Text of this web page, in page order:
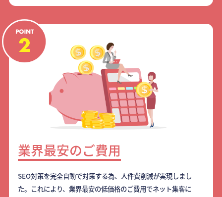
業界最安のご費用
SEO対策を完全自動で対策する為、人件費削減が実現しまし
た。これにより、業界最安の低価格のご費用でネット集客に